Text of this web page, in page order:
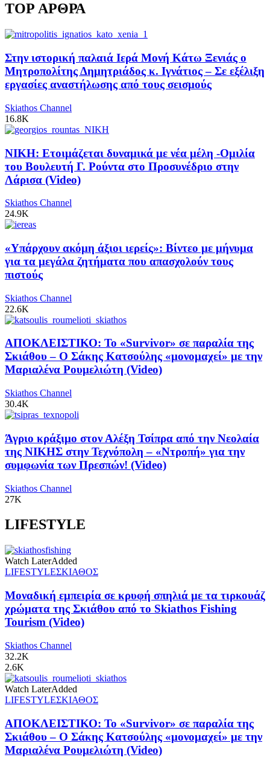
TOP ΑΡΘΡΑ
Στην ιστορική παλαιά Ιερά Μονή Κάτω Ξενιάς ο
Μητροπολίτης Δημητριάδος κ. Ιγνάτιος – Σε εξέλιξη
εργασίες αναστήλωσης από τους σεισμούς
Skiathos Channel
16.8K
ΝΙΚΗ: Ετοιμάζεται δυναμικά με νέα μέλη -Ομιλία
του Βουλευτή Γ. Ρούντα στο Προσυνέδριο στην
Λάρισα (Video)
Skiathos Channel
24.9K
«Υπάρχουν ακόμη άξιοι ιερείς»: Βίντεο με μήνυμα
για τα μεγάλα ζητήματα που απασχολούν τους
πιστούς
Skiathos Channel
22.6K
ΑΠΟΚΛΕΙΣΤΙΚΟ: Το «Survivor» σε παραλία της
Σκιάθου – Ο Σάκης Κατσούλης «μονομαχεί» με την
Μαριαλένα Ρουμελιώτη (Video)
Skiathos Channel
30.4K
Άγριο κράξιμο στον Αλέξη Τσίπρα από την Νεολαία
της ΝΙΚΗΣ στην Τεχνόπολη – «Ντροπή» για την
συμφωνία των Πρεσπών! (Video)
Skiathos Channel
27K
LIFESTYLE
Watch LaterAdded
LIFESTYLEΣΚΙΑΘΟΣ
Μοναδική εμπειρία σε κρυφή σπηλιά με τα τιρκουάζ
χρώματα της Σκιάθου από το Skiathos Fishing
Tourism (Video)
Skiathos Channel
32.2K
2.6K
Watch LaterAdded
LIFESTYLEΣΚΙΑΘΟΣ
ΑΠΟΚΛΕΙΣΤΙΚΟ: Το «Survivor» σε παραλία της
Σκιάθου – Ο Σάκης Κατσούλης «μονομαχεί» με την
Μαριαλένα Ρουμελιώτη (Video)